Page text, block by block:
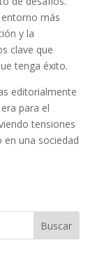
más
y la
clave que
tenga éxito.
editorialmente
para el
tensiones
en una sociedad
Buscar